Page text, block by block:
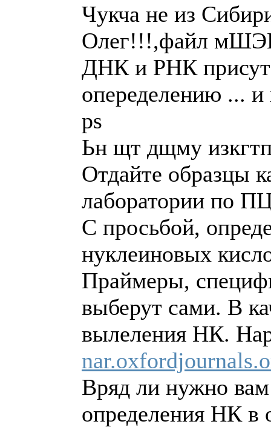
Чукча не из
Олег!!!,файл
ДНК и РНК
опеределению ... и
ps
Ьн щт дщму
Отдайте образцы
лаборатории по
С просьбой,
нуклеиновых
Праймеры,
выберут сами. В
вылеления НК.
Вряд ли нужно вам
определения НК в